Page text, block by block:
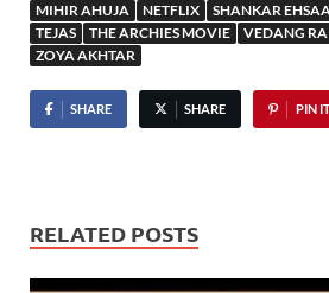
MIHIR AHUJA
NETFLIX SHANKAR
TEJAS
THE ARCHIES MOVIE VEDANG
ZOYA AKHTAR
SHARE SHARE PIN
RELATED POSTS